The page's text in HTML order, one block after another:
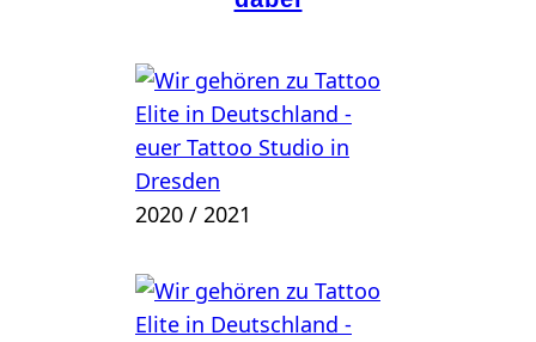
2020 / 2021